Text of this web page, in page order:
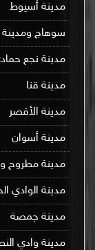
مدينة أسيوط
سوهاج ومدينة
مدينة نجع
مدينة قنا
مدينة الأقصر
مدينة أسوان
مدينة مطروح
مدينة الوادي
مدينة جمصة
مدينة وادي